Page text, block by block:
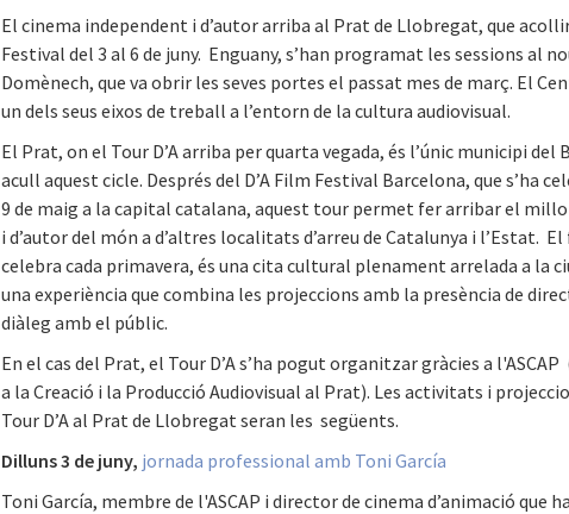
El cinema independent i d’autor arriba al Prat de Llobregat, que
Festival del 3 al 6 de juny. Enguany, s’han programat les sessions al
Domènech, que va obrir les seves portes el passat mes de març. El
un dels seus eixos de treball a l’entorn de la cultura audiovisual.
El Prat, on el Tour D’A arriba per quarta vegada, és l’únic municipi del
acull aquest cicle. Després del D’A Film Festival Barcelona, que s’ha
9 de maig a la capital catalana, aquest tour permet fer arribar el
i d’autor del món a d’altres localitats d’arreu de Catalunya i l’Estat.
celebra cada primavera, és una cita cultural plenament arrelada a la
una experiència que combina les projeccions amb la presència de
diàleg amb el públic.
En el cas del Prat, el Tour D’A s’ha pogut organitzar gràcies a
a la Creació i la Producció Audiovisual al Prat). Les activitats i
Tour D’A al Prat de Llobregat seran les següents.
Dilluns 3 de juny, jornada professional amb Toni García
Toni García, membre de l'ASCAP i director de cinema d’animació que